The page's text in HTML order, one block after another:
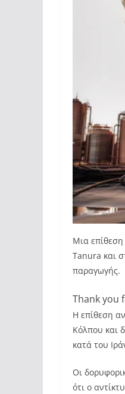
Μια
Tanura και
παραγωγής.
Thank you
Η επίθεση
Κόλπου και
κατά του
Οι
ότι ο